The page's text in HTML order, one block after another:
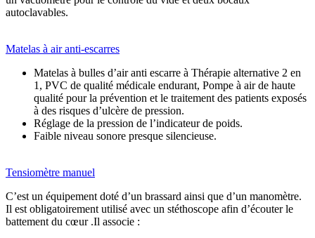
autoclavables.
Matelas à air anti-escarres
Matelas à bulles d’air anti escarre à Thérapie alternative 2 en
1, PVC de qualité médicale endurant, Pompe à air de haute
qualité pour la prévention et le traitement des patients exposés
à des risques d’ulcère de pression.
Réglage de la pression de l’indicateur de poids.
Faible niveau sonore presque silencieuse.
Tensiomètre manuel
C’est un équipement doté d’un brassard ainsi que d’un manomètre.
Il est obligatoirement utilisé avec un stéthoscope afin d’écouter le
battement du cœur .Il associe :